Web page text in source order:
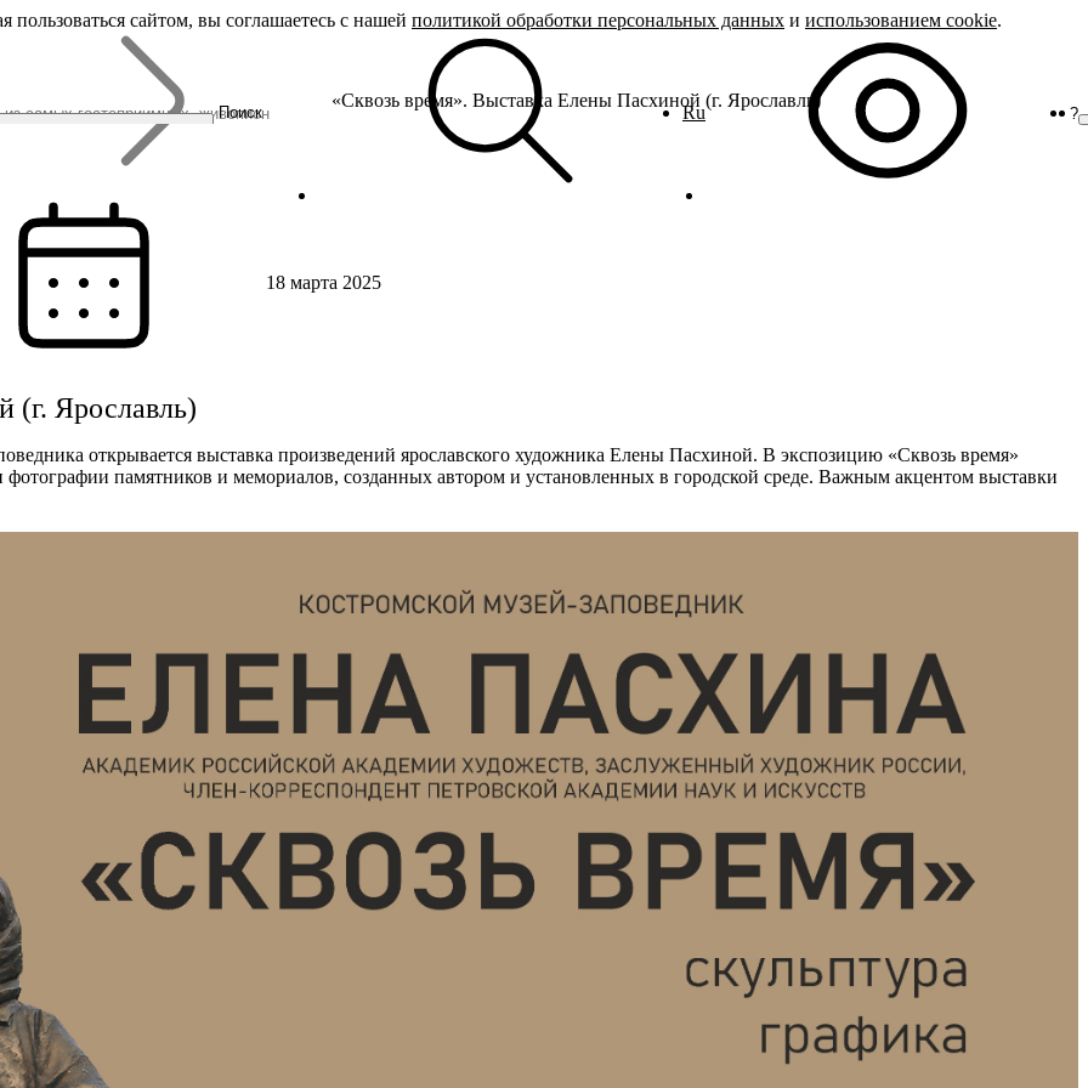
Поиск Ru ?
Бренды
Родина Снегурочки
Династия Романовых
Ювелирная столица
Гусиная столица
«Сквозь время». Выставка Елены Пасхиной (г. Ярославль)
18 марта 2025
(г. Ярославль)
открывается выставка произведений ярославского художника Елены Пасхиной. В экспозицию «Сквозь время»
фотографии памятников и мемориалов, созданных автором и установленных в городской среде. Важным акцентом выставки
сайтом, вы соглашаетесь с нашей политикой обработки персональных данных и использованием cookie.